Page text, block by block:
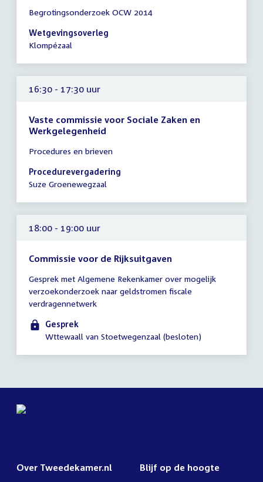
vergadering
16:30
-
uur
Begrotingsonderzoek OCW 2014
Wetgevingsoverleg
Klompézaal
16:30 - 17:30 uur
Vaste commissie voor Sociale Zaken en
Werkgelegenheid
vergadering
16:30
-
uur
Procedures en brieven
Procedurevergadering
Suze Groenewegzaal
18:00 - 19:00 uur
Commissie voor de Rijksuitgaven
vergadering
18:00
-
19:00
uur
Gesprek met Algemene Rekenkamer over mogelijk
verzoekonderzoek naar geldstromen fiscale
verdragennetwerk
Gesprek
Wttewaall van Stoetwegenzaal (besloten)
Over Tweedekamer.nl Blijf op de hoogte